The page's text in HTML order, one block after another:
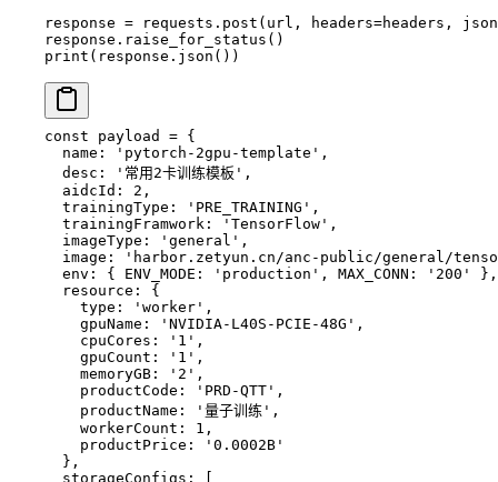
response = requests.post(url, headers=headers, json
response.raise_for_status()
print (response.json())
const payload = {
  name:
'pytorch-2gpu-template' ,
  desc:
'常用2卡训练模板' ,
  aidcId:
2 ,
  trainingType:
'PRE_TRAINING' ,
  trainingFramwork:
'TensorFlow' ,
  imageType:
'general' ,
  image:
'harbor.zetyun.cn/anc-public/general/
  env: { ENV_MODE:
'production' , MAX_CONN: '200'
},
  resource: {
    type:
'worker' ,
    gpuName:
'NVIDIA-L40S-PCIE-48G' ,
    cpuCores:
'1' ,
    gpuCount:
'1' ,
    memoryGB:
'2' ,
    productCode:
'PRD-QTT' ,
    productName:
'量子训练' ,
    workerCount:
1 ,
    productPrice:
'0.0002B'
  },
  storageConfigs: [